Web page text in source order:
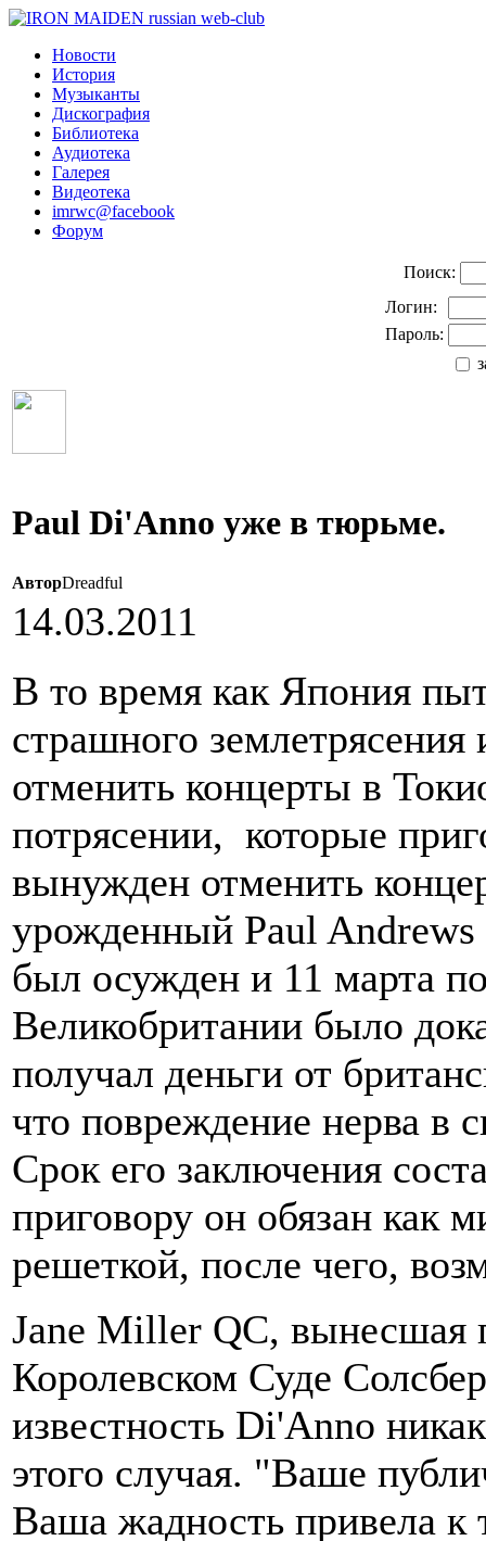
Новости
История
Музыканты
Дискография
Библиотека
Аудиотека
Галерея
Видеотека
imrwc@facebook
Форум
Поиск:
Логин:
Пароль:
Paul Di'Anno уже в тюрьме.
АвторDreadful
14.03.2011
В то время как Япония
страшного
отменить концерты в
потрясении, которые
вынужден отменить
урожденный Paul
был осужден и 11 марта
Великобритании было
получал деньги от
что повреждение нерва в
Срок его заключения
приговору он обязан как
решеткой, после чего,
Jane Miller QC, вынесшая
Королевском Суде
известность Di'Anno
этого случая. "Ваше
Ваша жадность привела к